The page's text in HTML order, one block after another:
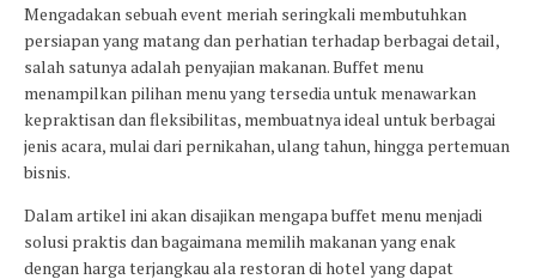
Mengadakan sebuah event meriah seringkali membutuhkan
persiapan yang matang dan perhatian terhadap berbagai detail,
salah satunya adalah penyajian makanan. Buffet menu
menampilkan pilihan menu yang tersedia untuk menawarkan
kepraktisan dan fleksibilitas, membuatnya ideal untuk berbagai
jenis acara, mulai dari pernikahan, ulang tahun, hingga pertemuan
bisnis.
Dalam artikel ini akan disajikan mengapa buffet menu menjadi
solusi praktis dan bagaimana memilih makanan yang enak
dengan harga terjangkau ala restoran di hotel yang dapat